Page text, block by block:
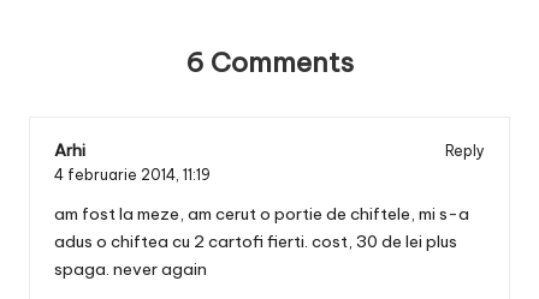
6 Comments
Arhi
Reply
4 februarie 2014, 11:19
am fost la meze, am cerut o portie de chiftele, mi s-a
adus o chiftea cu 2 cartofi fierti. cost, 30 de lei plus
spaga. never again